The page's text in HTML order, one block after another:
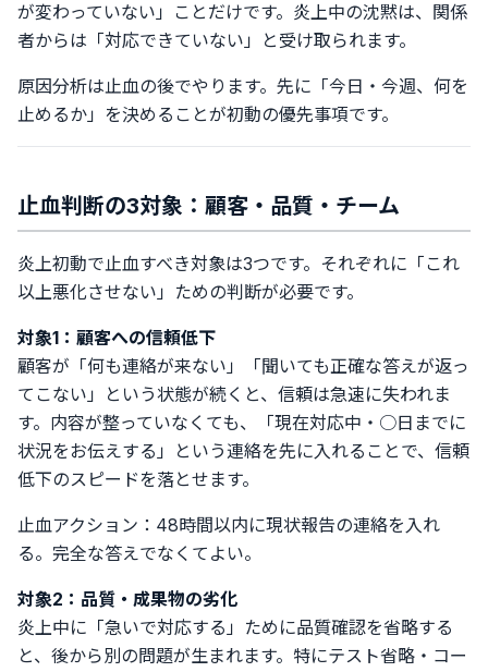
が変わっていない」ことだけです。炎上中の沈黙は、関係
者からは「対応できていない」と受け取られます。
原因分析は止血の後でやります。先に「今日・今週、何を
止めるか」を決めることが初動の優先事項です。
止血判断の3対象：顧客・品質・チーム
炎上初動で止血すべき対象は3つです。それぞれに「これ
以上悪化させない」ための判断が必要です。
対象1：顧客への信頼低下
顧客が「何も連絡が来ない」「聞いても正確な答えが返っ
てこない」という状態が続くと、信頼は急速に失われま
す。内容が整っていなくても、「現在対応中・○日までに
状況をお伝えする」という連絡を先に入れることで、信頼
低下のスピードを落とせます。
止血アクション：48時間以内に現状報告の連絡を入れ
る。完全な答えでなくてよい。
対象2：品質・成果物の劣化
炎上中に「急いで対応する」ために品質確認を省略する
と、後から別の問題が生まれます。特にテスト省略・コー